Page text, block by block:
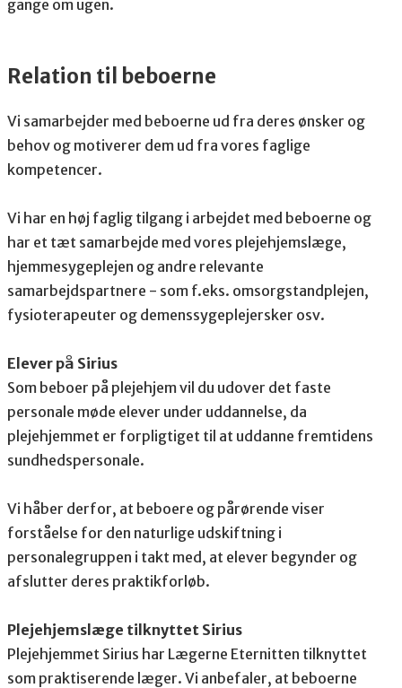
gange om ugen.
Relation til beboerne
Vi samarbejder med beboerne ud fra deres ønsker og
behov og motiverer dem ud fra vores faglige
kompetencer.
Vi har en høj faglig tilgang i arbejdet med beboerne og
har et tæt samarbejde med vores plejehjemslæge,
hjemmesygeplejen og andre relevante
samarbejdspartnere - som f.eks. omsorgstandplejen,
fysioterapeuter og demenssygeplejersker osv.
Elever på Sirius
Som beboer på plejehjem vil du udover det faste
personale møde elever under uddannelse, da
plejehjemmet er forpligtiget til at uddanne fremtidens
sundhedspersonale.
Vi håber derfor, at beboere og pårørende viser
forståelse for den naturlige udskiftning i
personalegruppen i takt med, at elever begynder og
afslutter deres praktikforløb.
Plejehjemslæge tilknyttet Sirius
Plejehjemmet Sirius har Lægerne Eternitten tilknyttet
som praktiserende læger. Vi anbefaler, at beboerne